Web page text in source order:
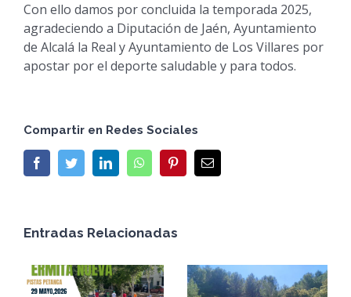
Con ello damos por concluida la temporada 2025,
agradeciendo a Diputación de Jaén, Ayuntamiento
de Alcalá la Real y Ayuntamiento de Los Villares por
apostar por el deporte saludable y para todos.
Compartir en Redes Sociales
FacebookTwitterLinkedInWhatsAppPinterestEmail
Entradas Relacionadas